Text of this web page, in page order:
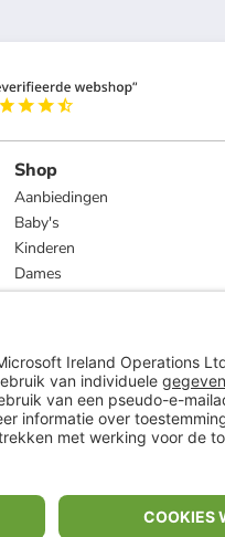
Shop
Aanbiedingen
Baby's
Kinderen
Dames
Heren
en exclusief verzendkosten
van €15.
op
www.limango.nl/invite